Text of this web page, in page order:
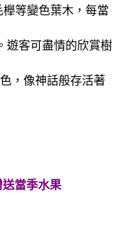
等變色葉木，每當
遊客可盡情的欣賞樹
，像神話般存活著
當季水果